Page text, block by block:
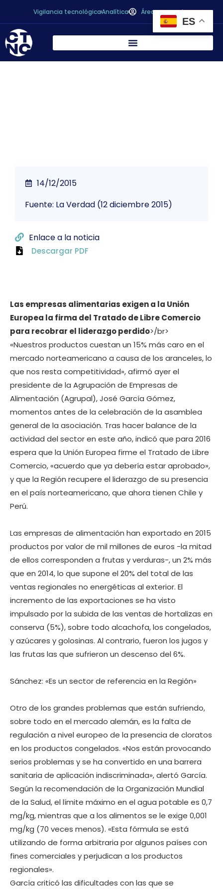
Vigilancia tecnológicaAnalítica Área personal
Las empresas alimentarias exigen a la Unión
Europea la firma del Tratado de Libre Comercio
para recobrar el liderazgo perdido>/br>
«Nuestros productos cuestan un 15% más caro en el
mercado norteamericano a causa de los aranceles, lo
que nos resta competitividad», afirmó ayer el
presidente de la Agrupación de Empresas de
Alimentación (Agrupal), José García Gómez,
momentos antes de la celebración de la asamblea
general de la asociación. Tras hacer balance de la
actividad del sector en este año, indicó que para 2016
espera que la Unión Europea firme el Tratado de Libre
Comercio, «acuerdo que ya debería estar aprobado»,
y que la Región recupere el liderazgo de su presencia
en el país norteamericano, que ahora tienen Chile y
Perú.
Las empresas de alimentación han exportado en 2015
productos por valor de mil millones de euros -la mitad
de ellos corresponden a frutas y verduras-, un 2% más
que en 2014, lo que supone el 20% del total de las
ventas regionales no energéticas al exterior. El
incremento de las exportaciones se ha visto
impulsado por la subida de las ventas de hortalizas en
conserva (5%), sobre todo alcachofa, los congelados,
y azúcares y golosinas. Al contrario, fueron los jugos y
las frutas las que sufrieron un descenso del 6%.
Sánchez: «Es un sector de referencia en la Región»
Otro de los grandes problemas que están sufriendo,
sobre todo en el mercado alemán, es la falta de
regulación a nivel europeo de la presencia de cloratos
en los productos congelados. «Nos están provocando
serios problemas y se ha convertido en una barrera
sanitaria de aplicación indiscriminada», alertó García.
Según la recomendación de la Organización Mundial
de la Salud, el límite máximo en el agua potable es 0,7
mg/kg, mientras que a los alimentos se le exige 0,001
mg/kg (70 veces menos). «Esta fórmula se está
utilizando de forma arbitraria por algunos países con
fines comerciales y perjudican a los productos
regionales».
García criticó las dificultades con las que se
14/12/2015
Fuente: La Verdad (12 diciembre 2015)
Enlace a la noticia
Descargar PDF
ES